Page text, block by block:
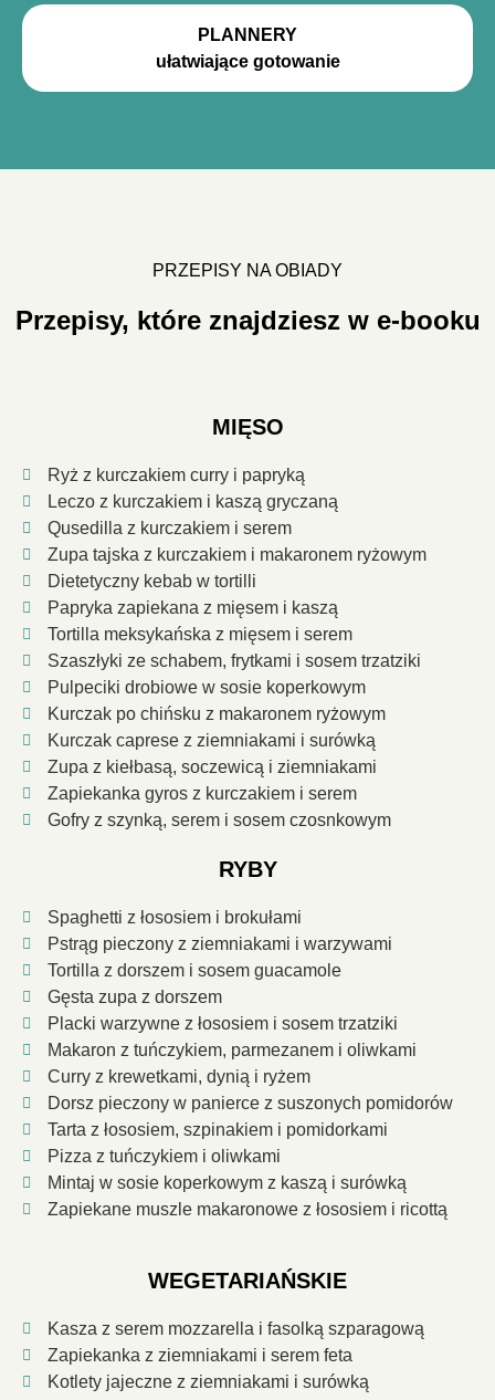
PLANNERY
ułatwiające gotowanie
PRZEPISY NA OBIADY
Przepisy, które znajdziesz w e-booku
MIĘSO
Ryż z kurczakiem curry i papryką
Leczo z kurczakiem i kaszą gryczaną
Qusedilla z kurczakiem i serem
Zupa tajska z kurczakiem i makaronem ryżowym
Dietetyczny kebab w tortilli
Papryka zapiekana z mięsem i kaszą
Tortilla meksykańska z mięsem i serem
Szaszłyki ze schabem, frytkami i sosem trzatziki
Pulpeciki drobiowe w sosie koperkowym
Kurczak po chińsku z makaronem ryżowym
Kurczak caprese z ziemniakami i surówką
Zupa z kiełbasą, soczewicą i ziemniakami
Zapiekanka gyros z kurczakiem i serem
Gofry z szynką, serem i sosem czosnkowym
RYBY
Spaghetti z łososiem i brokułami
Pstrąg pieczony z ziemniakami i warzywami
Tortilla z dorszem i sosem guacamole
Gęsta zupa z dorszem
Placki warzywne z łososiem i sosem trzatziki
Makaron z tuńczykiem, parmezanem i oliwkami
Curry z krewetkami, dynią i ryżem
Dorsz pieczony w panierce z suszonych pomidorów
Tarta z łososiem, szpinakiem i pomidorkami
Pizza z tuńczykiem i oliwkami
Mintaj w sosie koperkowym z kaszą i surówką
Zapiekane muszle makaronowe z łososiem i ricottą
WEGETARIAŃSKIE
Kasza z serem mozzarella i fasolką szparagową
Zapiekanka z ziemniakami i serem feta
Kotlety jajeczne z ziemniakami i surówką